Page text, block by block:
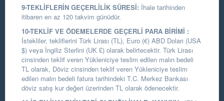
9-TEKLİFLERİN GEÇERLİLİK SÜRESİ: İhale tarihinden
itibaren en az 120 takvim günüdür.
10-TEKLİF VE ÖDEMELERDE GEÇERLİ PARA BİRİMİ :
İstekliler, tekliflerini Türk Lirası (TL), Euro (€) ABD Doları (USA
$) veya İngiliz Sterlini (UK £) olarak belirtecektir. Türk Lirası
cinsinden teklif veren Yükleniciye teslim edilen malın bedeli
TL olarak, Döviz cinsinden teklif veren Yükleniciye teslim
edilen malın bedeli fatura tarihindeki T.C. Merkez Bankası
döviz satış kur değeri üzerinden TL olarak ödenecektir.